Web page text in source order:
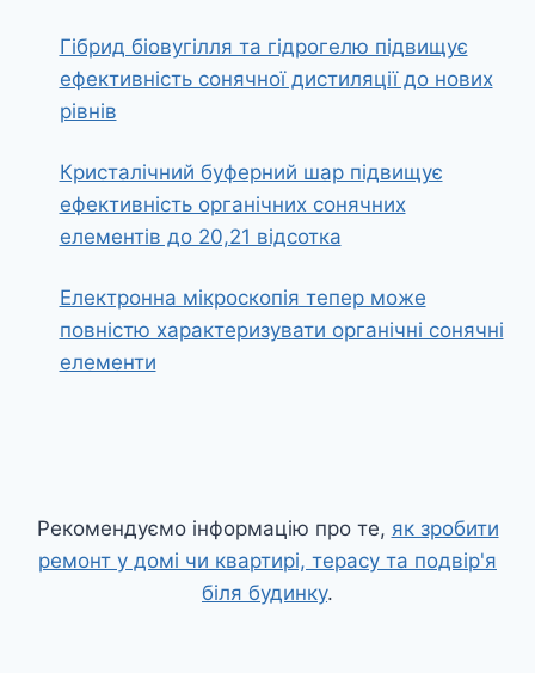
Гібрид біовугілля та гідрогелю підвищує
ефективність сонячної дистиляції до нових
рівнів
Кристалічний буферний шар підвищує
ефективність органічних сонячних
елементів до 20,21 відсотка
Електронна мікроскопія тепер може
повністю характеризувати органічні сонячні
елементи
Рекомендуємо інформацію про те, як зробити
ремонт у домі чи квартирі, терасу та подвір'я
біля будинку.